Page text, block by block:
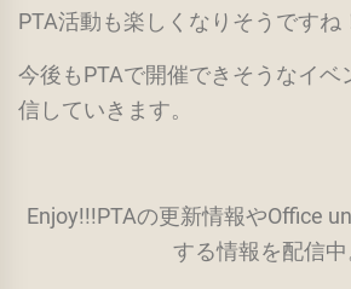
PTA活動も楽しくなりそうですね
今後もPTAで開催できそうなイベ
信していきます。
Enjoy!!!PTAの更新情報やOffice
する情報を配信中